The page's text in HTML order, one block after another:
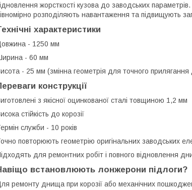
жорсткості кузова до заводських
розподіляють навантаження та підвищують
характеристики
- 1250 мм
- 60 мм
- 25 мм (змінна геометрія для точного прилягання
конструкції
з якісної оцинкованої сталі товщиною 1,2 мм
стійкість до корозії
служби - 10 років
повторюють геометрію оригінальних заводських
для ремонтних робіт і повного відновлення
встановлюють лонжерони підлоги?
ремонту днища при корозії або механічних